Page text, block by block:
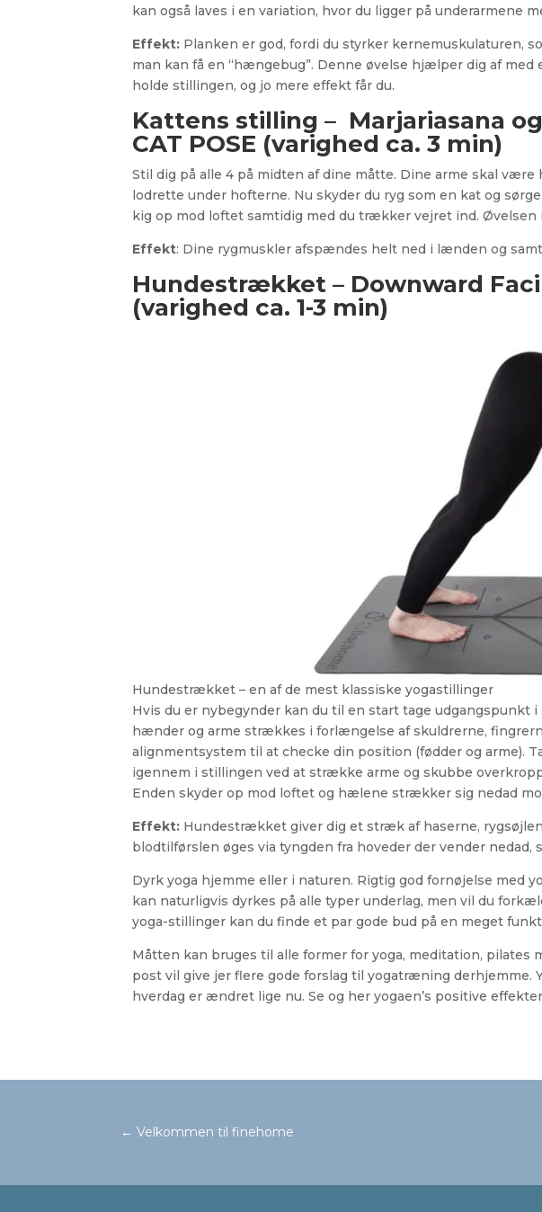
kan også laves i en variation, hvor du ligger på underarmene
Effekt: Planken er god, fordi du styrker kernemuskulaturen,
man kan få en “hængebug”. Denne øvelse hjælper dig af
holde stillingen, og jo mere effekt får du.
Kattens stilling – Marjariasana
CAT POSE (varighed ca. 3 min)
Stil dig på alle 4 på midten af dine måtte. Dine arme skal
lodrette under hofterne. Nu skyder du ryg som en kat og
kig op mod loftet samtidig med du trækker vejret ind.
Effekt: Dine rygmuskler afspændes helt ned i lænden og
Hundestrækket – Downward
(varighed ca. 1-3 min)
Hundestrækket – en af de mest klassiske yogastillinger
Hvis du er nybegynder kan du til en start tage
hænder og arme strækkes i forlængelse af skuldrerne,
alignmentsystem til at checke din position (fødder og arme).
igennem i stillingen ved at strække arme og skubbe
Enden skyder op mod loftet og hælene strækker sig nedad
Effekt: Hundestrækket giver dig et stræk af haserne,
blodtilførslen øges via tyngden fra hoveder der vender
Dyrk yoga hjemme eller i naturen. Rigtig god fornøjelse med
kan naturligvis dyrkes på alle typer underlag, men vil du
yoga-stillinger kan du finde et par gode bud på en meget
Måtten kan bruges til alle former for yoga, meditation, pilates
post vil give jer flere gode forslag til yogatræning
hverdag er ændret lige nu. Se og her yogaen’s positive
←Velkommen til finehome